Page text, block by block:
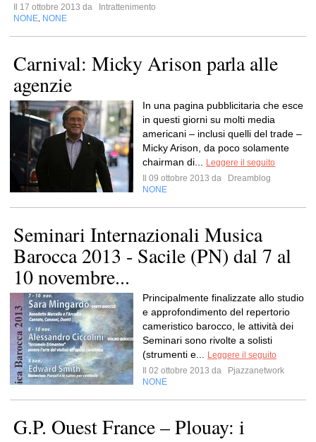
Il 17 ottobre 2013 da
Intrattenimento
NONE NONE
Carnival: Micky Arison parla alle
agenzie
In una pagina pubblicitaria che esce
in questi giorni su molti media
americani – inclusi quelli del trade –
Micky Arison, da poco solamente
chairman di...
Leggere il seguito
Il 09 ottobre 2013 da
Dreamblog
NONE
Seminari Internazionali Musica
Barocca 2013 - Sacile (PN) dal 7 al
10 novembre...
Principalmente finalizzate allo studio
e approfondimento del repertorio
cameristico barocco, le attività dei
Seminari sono rivolte a solisti
(strumenti e...
Leggere il seguito
Il 02 ottobre 2013 da
Pjazzanetwork
NONE
G.P. Ouest France – Plouay: i